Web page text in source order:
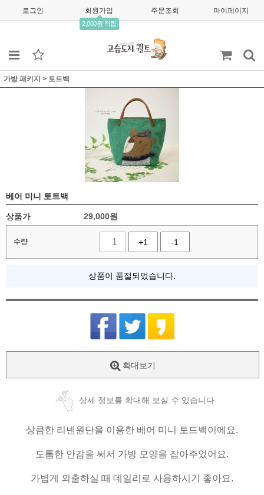
로그인 회원가입
2,000원 적립
주문조회 마이페이지
가방 패키지 > 토트백
베어 미니 토트백
상품가 29,000원
수량 +1 -1
상품이 품절되었습니다.
확대보기
상세 정보를 확대해 보실 수 있습니다
상큼한 리넨원단을 이용한 베어 미니 토드백이에요.
도톰한 안감을 써서 가방 모양을 잡아주었어요.
가볍게 외출하실 때 데일리로 사용하시기 좋아요.